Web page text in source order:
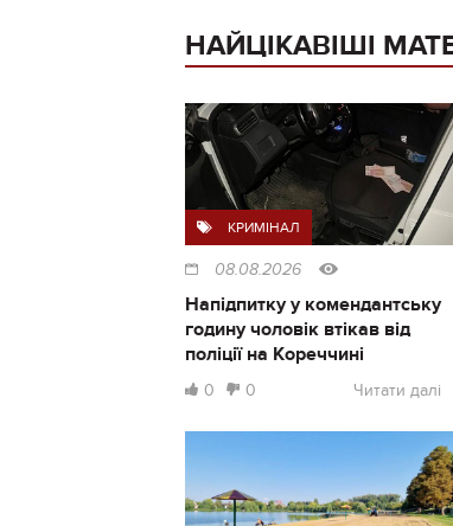
НАЙЦІКАВІШІ
КРИМІНАЛ
08.08.2026
Напідпитку у комендантську
годину чоловік втікав від
поліції на Кореччині
0 0 Читати далі